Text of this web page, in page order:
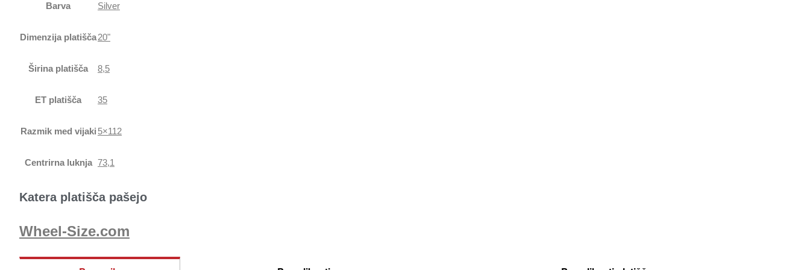
Barva Silver
Dimenzija platišča20"
Širina platišča 8,5
ET platišča 35
Razmik med vijaki 5×112
Centrirna luknja 73,1
Katera platišča pašejo
Wheel-Size.com